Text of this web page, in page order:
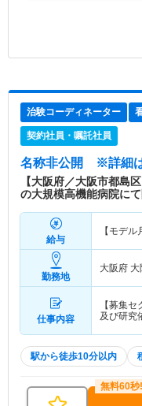
治験コーディネーター
契約社員・嘱託社員
名称非公開 ※詳細は
【大阪府／大阪市都島
の大規模高機能病院に
給与
【モデル
勤務地
大阪府
仕事内容
【募集セクシ
及び研究
駅から徒歩10分以内